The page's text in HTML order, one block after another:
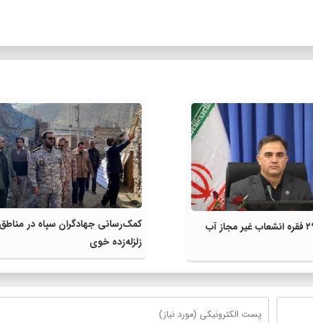
کمک‌رسانی جهادگران سپاه در مناطق
زلزله‌زده خوی